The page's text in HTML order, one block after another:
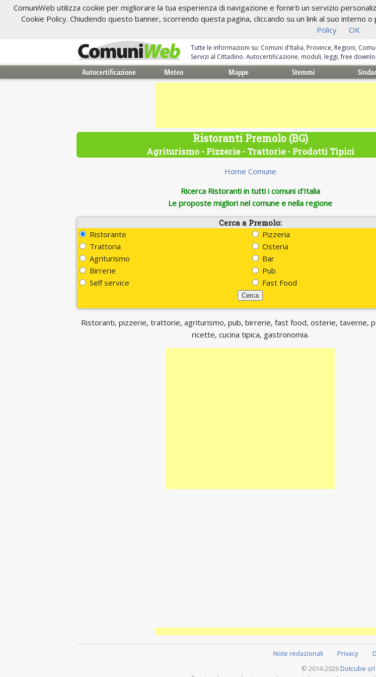
ComuniWeb utilizza cookie per migliorare la tua esperienza di navigazione e fornirti un servizio
Cookie Policy. Chiudendo questo banner, scorrendo questa pagina, cliccando su un link al suo interno
Policy
OK
Tutte le informazioni su: Comuni d'Italia, Province, Regioni,
Servizi al Cittadino. Autocertificazione, moduli, leggi, free
Autocertificazione Meteo Mappe Stemmi
Ristoranti Premolo (BG)
Agriturismo - Pizzerie - Trattorie - Prodotti Tipici
Home Comune
Ricerca Ristoranti in tutti i comuni d'Italia
Le proposte migliori nel comune e nella regione
Cerca a Premolo:
Ristorante
Pizzeria
Trattoria
Osteria
Agriturismo
Bar
Birrerie
Pub
Self service
Fast Food
Ristoranti, pizzerie, trattorie, agriturismo, pub, birrerie, fast food, osterie, taverne,
ricette, cucina tipica, gastronomia.
Note redazionali Privacy
© 2014-2026 Dotcube srl